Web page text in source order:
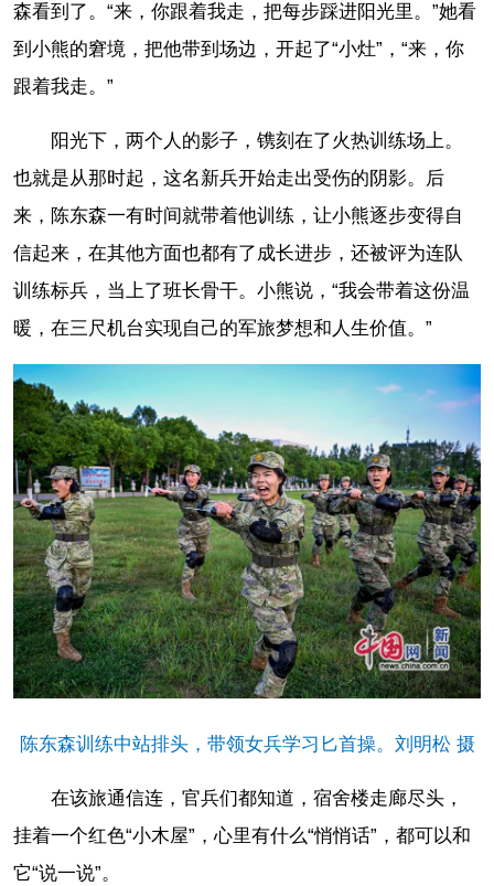
森看到了。“来，你跟着我走，把每步踩进阳光里。”她看
到小熊的窘境，把他带到场边，开起了“小灶”，“来，你
跟着我走。”
阳光下，两个人的影子，镌刻在了火热训练场上。
也就是从那时起，这名新兵开始走出受伤的阴影。后
来，陈东森一有时间就带着他训练，让小熊逐步变得自
信起来，在其他方面也都有了成长进步，还被评为连队
训练标兵，当上了班长骨干。小熊说，“我会带着这份温
暖，在三尺机台实现自己的军旅梦想和人生价值。”
陈东森训练中站排头，带领女兵学习匕首操。 刘明松 摄
在该旅通信连，官兵们都知道，宿舍楼走廊尽头，
挂着一个红色“小木屋”，心里有什么“悄悄话”，都可以和
它“说一说”。